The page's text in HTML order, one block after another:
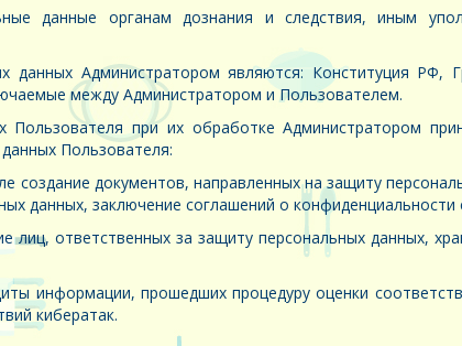
данные органам дознания и следствия, иным
данных Администратором являются: Конституция РФ,
между Администратором и Пользователем.
Пользователя при их обработке Администратором
Пользователя:
документов, направленных на защиту
данных, заключение соглашений о
лиц, ответственных за защиту персональных данных,
информации, прошедших процедуру оценки
кибератак.